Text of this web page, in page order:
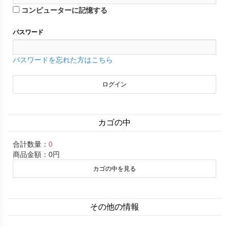
コンピューターに記憶する
パスワード
パスワードを忘れた方はこちら
カゴの中
合計数量： 0
商品金額： 0円
カゴの中を見る
その他の情報